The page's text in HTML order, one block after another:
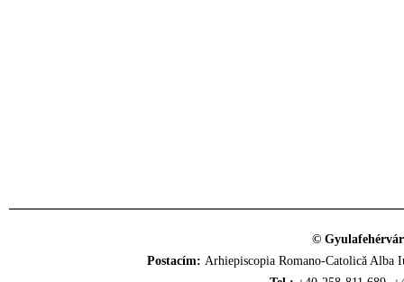
©
Postacím: Arhiepiscopia Romano-Catolică